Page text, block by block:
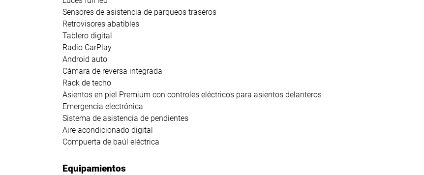
Sensores de asistencia de parqueos traseros
Retrovisores abatibles
Tablero digital
Radio CarPlay
Android auto
Cámara de reversa integrada
Rack de techo
Asientos en piel Premium con controles eléctricos para asientos delanteros
Emergencia electrónica
Sistema de asistencia de pendientes
Aire acondicionado digital
Compuerta de baúl eléctrica
Equipamientos